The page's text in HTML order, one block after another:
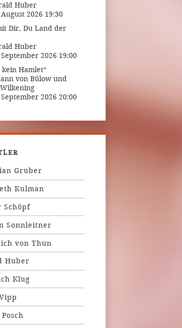
Huber
2026 19:30
Dir, Du Land der
Huber
2026 19:00
kein Hamlet“
von Bülow und
2026 20:00
Gruber
Kulman
Schöpf
Sonnleitner
von Thun
Huber
Klug